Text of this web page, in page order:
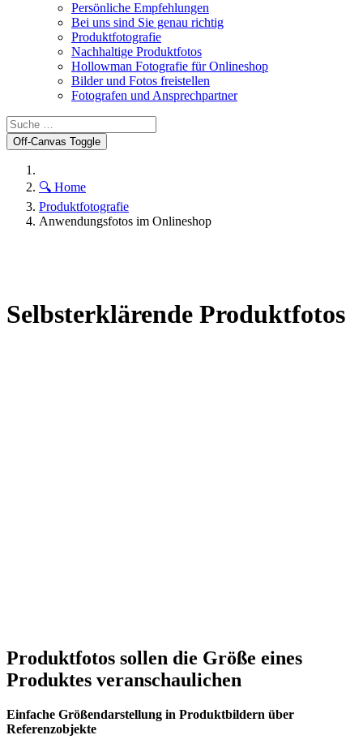
Persönliche Empfehlungen
Bei uns sind Sie genau richtig
Produktfotografie
Nachhaltige Produktfotos
Hollowman Fotografie für Onlineshop
Bilder und Fotos freistellen
Fotografen und Ansprechpartner
Off-Canvas Toggle
🔍 Home
Produktfotografie
Anwendungsfotos im Onlineshop
Selbsterklärende Produktfotos
Produktfotos sollen die Größe eines
Produktes veranschaulichen
Einfache Größendarstellung in Produktbildern über
Referenzobjekte